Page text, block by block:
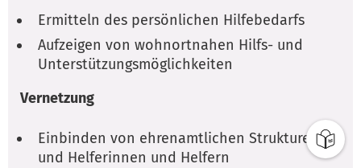
Ermitteln des persönlichen Hilfebedarfs
Aufzeigen von wohnortnahen Hilfs- und
Unterstützungsmöglichkeiten
Vernetzung
Einbinden von ehrenamtlichen Strukturen
und Helferinnen und Helfern